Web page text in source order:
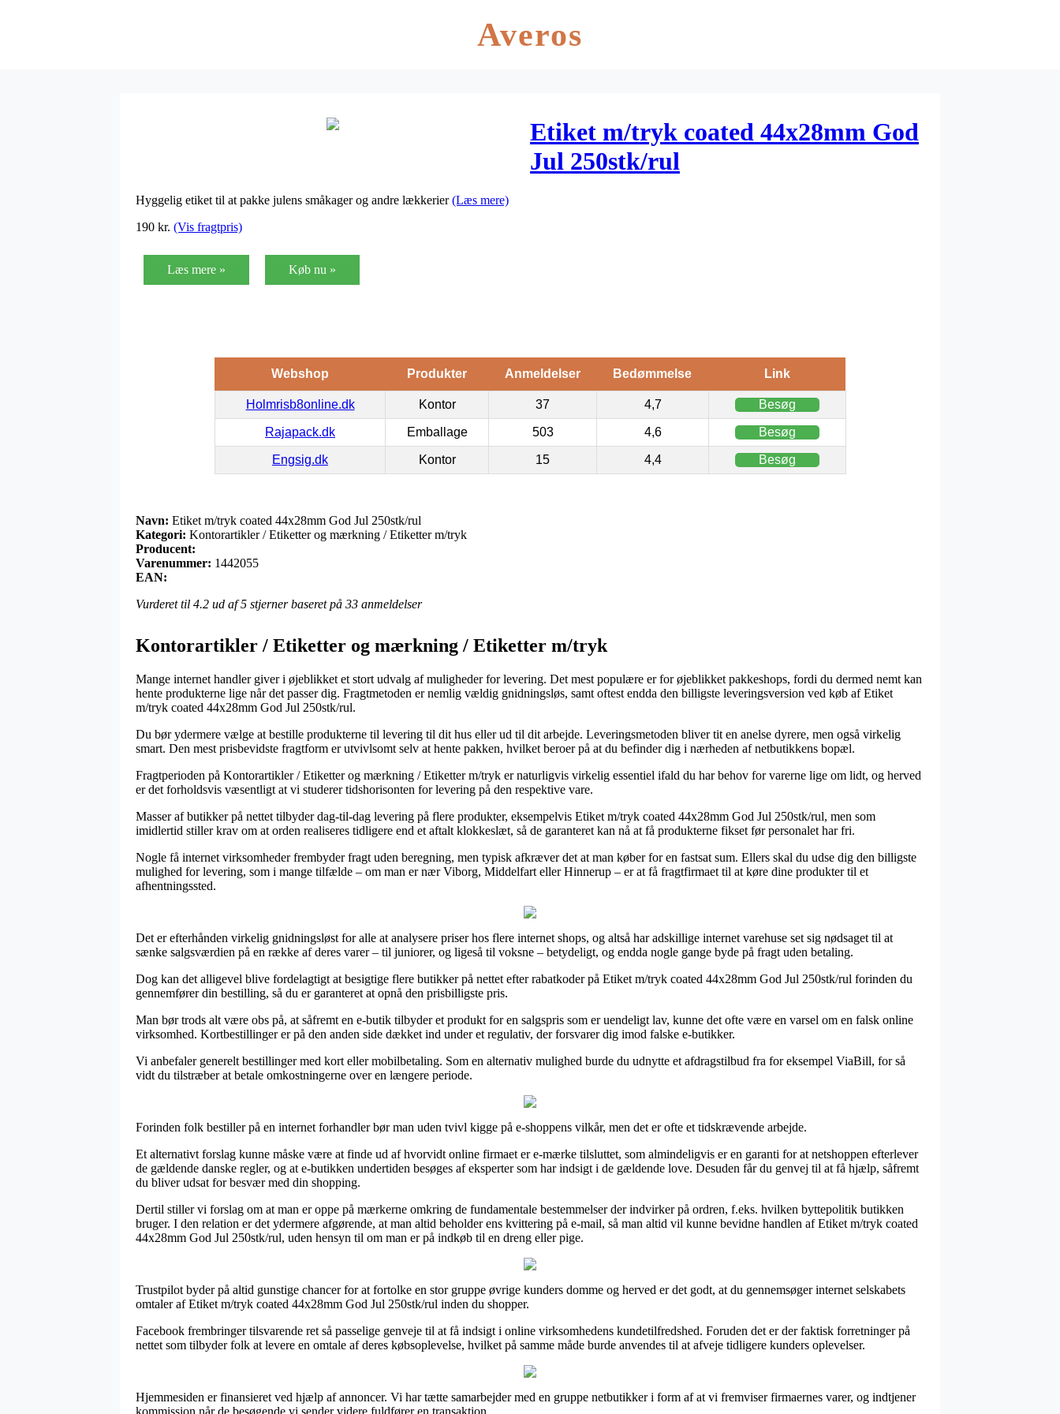
Averos
Etiket m/tryk coated 44x28mm God
Jul 250stk/rul
Hyggelig etiket til at pakke julens småkager og andre lækkerier(Læs mere)
190 kr. (Vis fragtpris)
Læs mere » Køb nu »
Webshop Produkter Anmeldelser Bedømmelse Link
Holmrisb8online.dk Kontor 37 4,7 Besøg
Rajapack.dk Emballage 503 4,6 Besøg
Engsig.dk Kontor 15 4,4 Besøg
Navn: Etiket m/tryk coated 44x28mm God Jul 250stk/rul
Kategori: Kontorartikler / Etiketter og mærkning / Etiketter m/tryk
Producent:
Varenummer: 1442055
EAN:
Vurderet til 4.2 ud af 5 stjerner baseret på 33 anmeldelser
Kontorartikler / Etiketter og mærkning / Etiketter m/tryk
Mange internet handler giver i øjeblikket et stort udvalg af muligheder for levering. Det mest populære er for øjeblikket pakkeshops, fordi du dermed nemt kan
hente produkterne lige når det passer dig. Fragtmetoden er nemlig vældig gnidningsløs, samt oftest endda den billigste leveringsversion ved køb af Etiket
m/tryk coated 44x28mm God Jul 250stk/rul.
Du bør ydermere vælge at bestille produkterne til levering til dit hus eller ud til dit arbejde. Leveringsmetoden bliver tit en anelse dyrere, men også virkelig
smart. Den mest prisbevidste fragtform er utvivlsomt selv at hente pakken, hvilket beroer på at du befinder dig i nærheden af netbutikkens bopæl.
Fragtperioden på Kontorartikler / Etiketter og mærkning / Etiketter m/tryk er naturligvis virkelig essentiel ifald du har behov for varerne lige om lidt, og herved
er det forholdsvis væsentligt at vi studerer tidshorisonten for levering på den respektive vare.
Masser af butikker på nettet tilbyder dag-til-dag levering på flere produkter, eksempelvis Etiket m/tryk coated 44x28mm God Jul 250stk/rul, men som
imidlertid stiller krav om at orden realiseres tidligere end et aftalt klokkeslæt, så de garanteret kan nå at få produkterne fikset før personalet har fri.
Nogle få internet virksomheder frembyder fragt uden beregning, men typisk afkræver det at man køber for en fastsat sum. Ellers skal du udse dig den billigste
mulighed for levering, som i mange tilfælde – om man er nær Viborg, Middelfart eller Hinnerup – er at få fragtfirmaet til at køre dine produkter til et
afhentningssted.
Det er efterhånden virkelig gnidningsløst for alle at analysere priser hos flere internet shops, og altså har adskillige internet varehuse set sig nødsaget til at
sænke salgsværdien på en række af deres varer – til juniorer, og ligeså til voksne – betydeligt, og endda nogle gange byde på fragt uden betaling.
Dog kan det alligevel blive fordelagtigt at besigtige flere butikker på nettet efter rabatkoder på Etiket m/tryk coated 44x28mm God Jul 250stk/rul forinden du
gennemfører din bestilling, så du er garanteret at opnå den prisbilligste pris.
Man bør trods alt være obs på, at såfremt en e-butik tilbyder et produkt for en salgspris som er uendeligt lav, kunne det ofte være en varsel om en falsk online
virksomhed. Kortbestillinger er på den anden side dækket ind under et regulativ, der forsvarer dig imod falske e-butikker.
Vi anbefaler generelt bestillinger med kort eller mobilbetaling. Som en alternativ mulighed burde du udnytte et afdragstilbud fra for eksempel ViaBill, for så
vidt du tilstræber at betale omkostningerne over en længere periode.
Forinden folk bestiller på en internet forhandler bør man uden tvivl kigge på e-shoppens vilkår, men det er ofte et tidskrævende arbejde.
Et alternativt forslag kunne måske være at finde ud af hvorvidt online firmaet er e-mærke tilsluttet, som almindeligvis er en garanti for at netshoppen efterlever
de gældende danske regler, og at e-butikken undertiden besøges af eksperter som har indsigt i de gældende love. Desuden får du genvej til at få hjælp, såfremt
du bliver udsat for besvær med din shopping.
Dertil stiller vi forslag om at man er oppe på mærkerne omkring de fundamentale bestemmelser der indvirker på ordren, f.eks. hvilken byttepolitik butikken
bruger. I den relation er det ydermere afgørende, at man altid beholder ens kvittering på e-mail, så man altid vil kunne bevidne handlen af Etiket m/tryk coated
44x28mm God Jul 250stk/rul, uden hensyn til om man er på indkøb til en dreng eller pige.
Trustpilot byder på altid gunstige chancer for at fortolke en stor gruppe øvrige kunders domme og herved er det godt, at du gennemsøger internet selskabets
omtaler af Etiket m/tryk coated 44x28mm God Jul 250stk/rul inden du shopper.
Facebook frembringer tilsvarende ret så passelige genveje til at få indsigt i online virksomhedens kundetilfredshed. Foruden det er der faktisk forretninger på
nettet som tilbyder folk at levere en omtale af deres købsoplevelse, hvilket på samme måde burde anvendes til at afveje tidligere kunders oplevelser.
Hjemmesiden er finansieret ved hjælp af annoncer. Vi har tætte samarbejder med en gruppe netbutikker i form af at vi fremviser firmaernes varer, og indtjener
kommission når de besøgende vi sender videre fuldfører en transaktion.